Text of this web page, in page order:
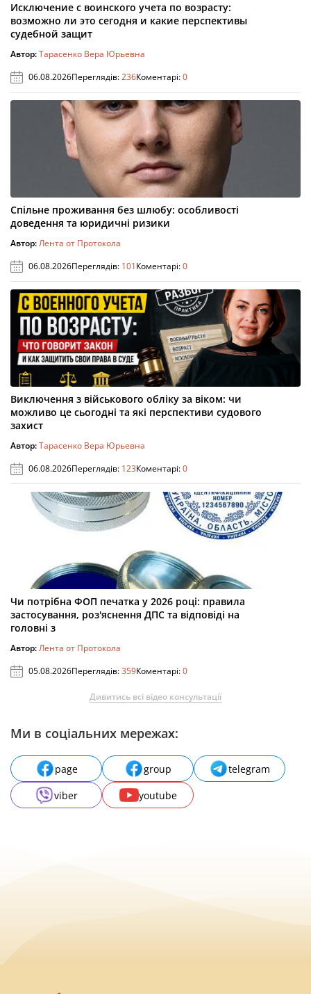
Исключение с воинского учета по возрасту:
возможно ли это сегодня и какие перспективы
судебной защит
Автор:Тарасенко Вера Юрьевна
06.08.2026Переглядів:236Коментарі:0
Спільне проживання без шлюбу: особливості
доведення та юридичні ризики
Автор:Лента от Протокола
06.08.2026Переглядів: 101Коментарі:0
Виключення з військового обліку за віком: чи
можливо це сьогодні та які перспективи судового
захист
Автор:Тарасенко Вера Юрьевна
06.08.2026Переглядів: 123Коментарі:0
Чи потрібна ФОП печатка у 2026 році: правила
застосування, роз'яснення ДПС та відповіді на
головні з
Автор:Лента от Протокола
05.08.2026Переглядів:359Коментарі:0
Дивитись всі відео консультації
Ми в соціальних мережах:
page group
telegram
viber
youtube